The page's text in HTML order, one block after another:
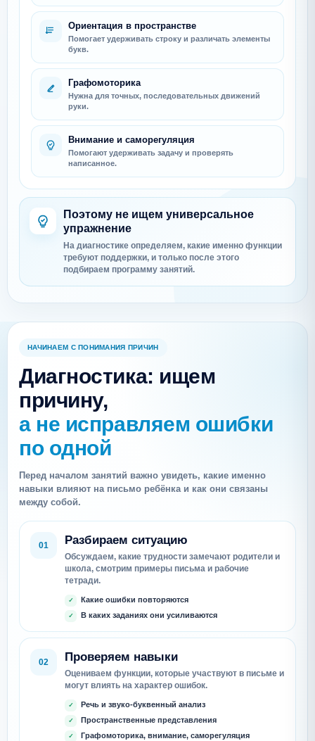
Ориентация в пространстве
Помогает удерживать строку и различать элементы
букв.
Графомоторика
Нужна для точных, последовательных движений
руки.
Внимание и саморегуляция
Помогают удерживать задачу и проверять
написанное.
Поэтому не ищем универсальное
упражнение
На диагностике определяем, какие именно функции
требуют поддержки, и только после этого
подбираем программу занятий.
НАЧИНАЕМ С ПОНИМАНИЯ ПРИЧИН
Диагностика: ищем
причину,
а не исправляем ошибки
по одной
Перед началом занятий важно увидеть, какие именно
навыки влияют на письмо ребёнка и как они связаны
между собой.
01 Разбираем ситуацию
Обсуждаем, какие трудности замечают родители и
школа, смотрим примеры письма и рабочие
тетради.
Какие ошибки повторяются
В каких заданиях они усиливаются
02 Проверяем навыки
Оцениваем функции, которые участвуют в письме и
могут влиять на характер ошибок.
Речь и звуко-буквенный анализ
Пространственные представления
Графомоторика, внимание, саморегуляция